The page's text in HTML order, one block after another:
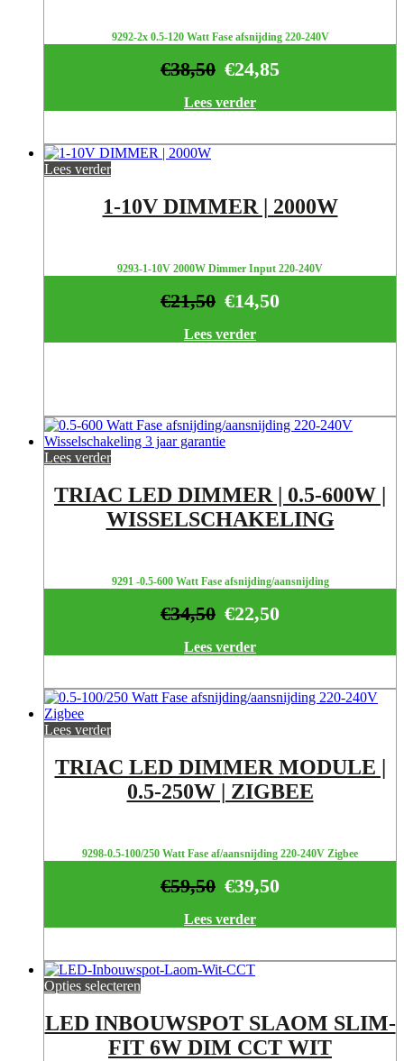
9292-2x 0.5-120 Watt Fase afsnijding 220-240V
€24,85
€38,50
Lees verder
Lees verder
1-10V DIMMER | 2000W
9293-1-10V 2000W Dimmer Input 220-240V
€14,50
€21,50
Lees verder
Lees verder
TRIAC LED DIMMER | 0.5-600W |
WISSELSCHAKELING
9291 -0.5-600 Watt Fase afsnijding/aansnijding
€22,50
€34,50
Lees verder
Lees verder
TRIAC LED DIMMER MODULE |
0.5-250W | ZIGBEE
9298-0.5-100/250 Watt Fase af/aansnijding 220-240V Zigbee
€39,50
€59,50
Lees verder
Opties selecteren
LED INBOUWSPOT SLAOM SLIM-
FIT 6W DIM CCT WIT